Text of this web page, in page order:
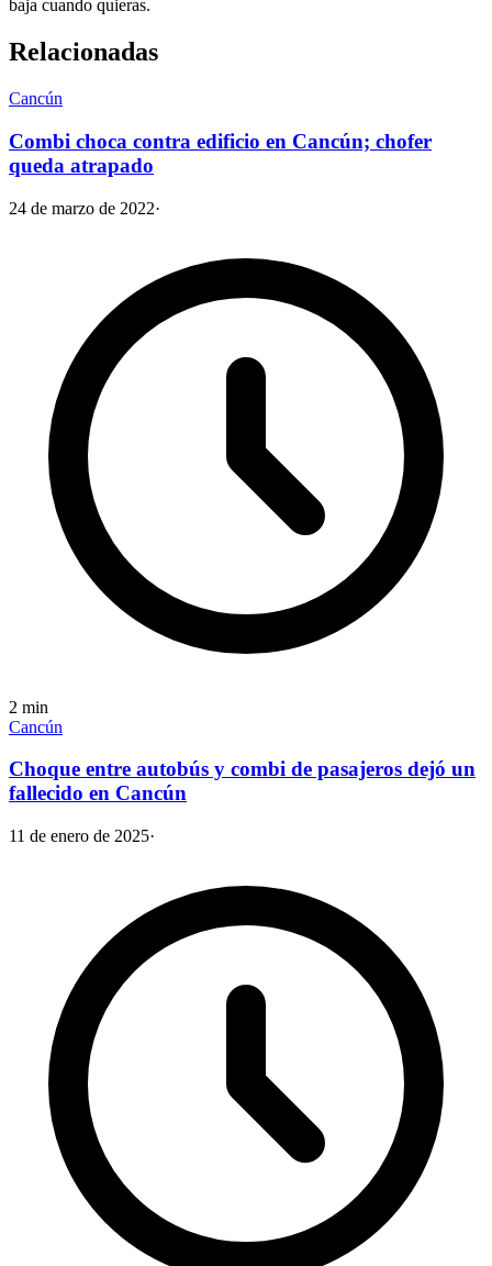
baja cuando quieras.
Relacionadas
Cancún
Combi choca contra edificio en Cancún; chofer
queda atrapado
24 de marzo de 2022·
2 min
Cancún
Choque entre autobús y combi de pasajeros dejó un
fallecido en Cancún
11 de enero de 2025·